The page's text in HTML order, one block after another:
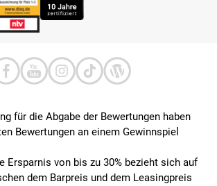
für die Abgabe der Bewertungen haben
Bewertungen an einem Gewinnspiel
Ersparnis von bis zu 30% bezieht sich auf
dem Barpreis und dem Leasingpreis